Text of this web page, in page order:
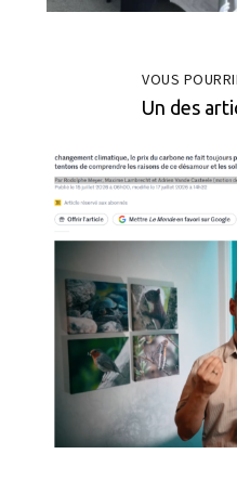
VOUS
Un des